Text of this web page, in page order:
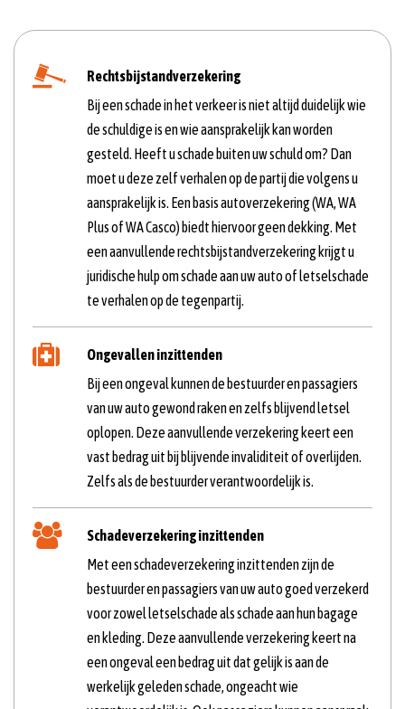
Rechtsbijstandverzekering
Bij een schade in het verkeer is niet altijd duidelijk wie
de schuldige is en wie aansprakelijk kan worden
gesteld. Heeft u schade buiten uw schuld om? Dan
moet u deze zelf verhalen op de partij die volgens u
aansprakelijk is. Een basis autoverzekering (WA, WA
Plus of WA Casco) biedt hiervoor geen dekking. Met
een aanvullende rechtsbijstandverzekering krijgt u
juridische hulp om schade aan uw auto of letselschade
te verhalen op de tegenpartij.
Ongevallen inzittenden
Bij een ongeval kunnen de bestuurder en passagiers
van uw auto gewond raken en zelfs blijvend letsel
oplopen. Deze aanvullende verzekering keert een
vast bedrag uit bij blijvende invaliditeit of overlijden.
Zelfs als de bestuurder verantwoordelijk is.
Schadeverzekering inzittenden
Met een schadeverzekering inzittenden zijn de
bestuurder en passagiers van uw auto goed verzekerd
voor zowel letselschade als schade aan hun bagage
en kleding. Deze aanvullende verzekering keert na
een ongeval een bedrag uit dat gelijk is aan de
werkelijk geleden schade, ongeacht wie